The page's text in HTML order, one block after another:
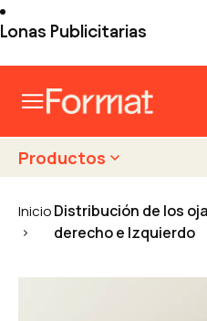
Lonas Publicitarias
Productos
InicioDistribución de los
derecho e Izquierdo